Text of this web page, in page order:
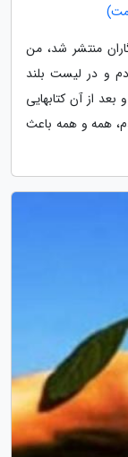
منتشر شد، من
و در لیست بلند
از آن کتابهایی
همه و همه باعث